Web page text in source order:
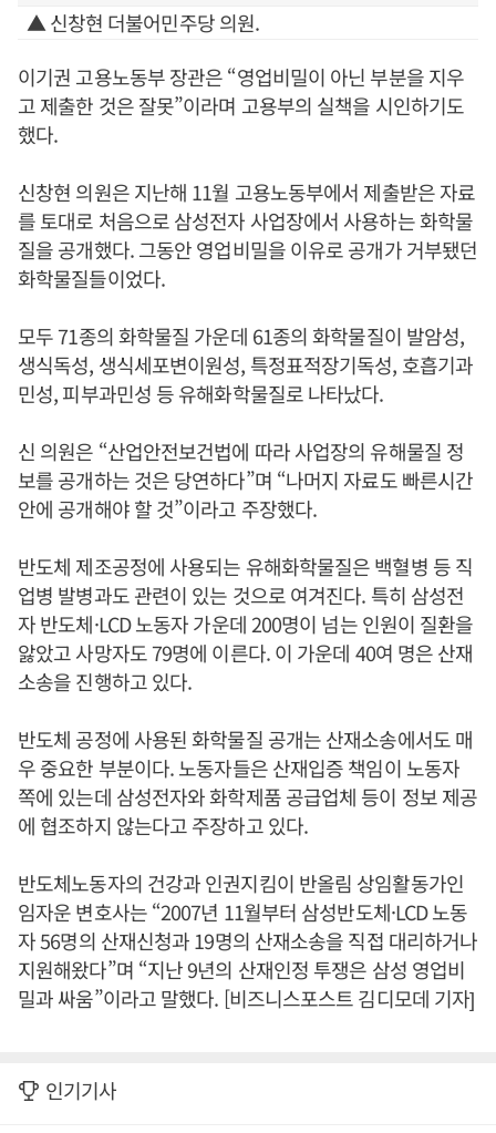
▲ 신창현 더불어민주당 의원.
이기권 고용노동부 장관은 “영업비밀이 아닌 부분을 지우
고 제출한 것은 잘못”이라며 고용부의 실책을 시인하기도
했다.
신창현 의원은 지난해 11월 고용노동부에서 제출받은 자료
를 토대로 처음으로 삼성전자 사업장에서 사용하는 화학물
질을 공개했다. 그동안 영업비밀을 이유로 공개가 거부됐던
화학물질들이었다.
모두 71종의 화학물질 가운데 61종의 화학물질이 발암성,
생식독성, 생식세포변이원성, 특정표적장기독성, 호흡기과
민성, 피부과민성 등 유해화학물질로 나타났다.
신 의원은 “산업안전보건법에 따라 사업장의 유해물질 정
보를 공개하는 것은 당연하다”며 “나머지 자료도 빠른시간
안에 공개해야 할 것”이라고 주장했다.
반도체 제조공정에 사용되는 유해화학물질은 백혈병 등 직
업병 발병과도 관련이 있는 것으로 여겨진다. 특히 삼성전
자 반도체·LCD 노동자 가운데 200명이 넘는 인원이 질환을
앓았고 사망자도 79명에 이른다. 이 가운데 40여 명은 산재
소송을 진행하고 있다.
반도체 공정에 사용된 화학물질 공개는 산재소송에서도 매
우 중요한 부분이다. 노동자들은 산재입증 책임이 노동자
쪽에 있는데 삼성전자와 화학제품 공급업체 등이 정보 제공
에 협조하지 않는다고 주장하고 있다.
반도체노동자의 건강과 인권지킴이 반올림 상임활동가인
임자운 변호사는 “2007년 11월부터 삼성반도체·LCD 노동
자 56명의 산재신청과 19명의 산재소송을 직접 대리하거나
지원해왔다”며 “지난 9년의 산재인정 투쟁은 삼성 영업비
밀과 싸움”이라고 말했다. [비즈니스포스트 김디모데 기자]
인기기사